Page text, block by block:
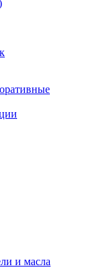
и масла